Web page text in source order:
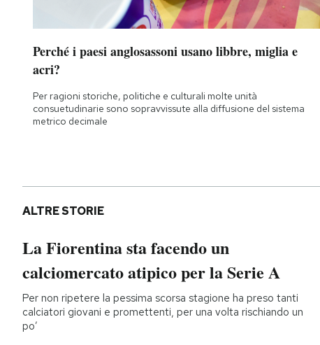
Perché i paesi anglosassoni usano libbre, miglia e
acri?
Per ragioni storiche, politiche e culturali molte unità
consuetudinarie sono sopravvissute alla diffusione del sistema
metrico decimale
ALTRE STORIE
La Fiorentina sta facendo un
calciomercato atipico per la Serie A
Per non ripetere la pessima scorsa stagione ha preso tanti
calciatori giovani e promettenti, per una volta rischiando un
po’